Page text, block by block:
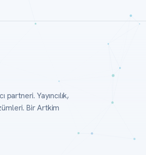
partneri. Yayıncılık,
Bir Artkim